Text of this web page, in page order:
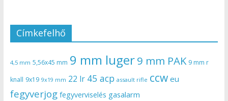
Címkefelhő
4,5 mm 5,56x45 mm 9 mm luger9 mm PAK 9 mm r
knall 9x19 9x19 mm 22 lr 45 acp assault rifle ccw eu
fegyverjog fegyverviselés gasalarm